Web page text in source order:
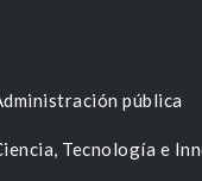
pública
Tecnología e